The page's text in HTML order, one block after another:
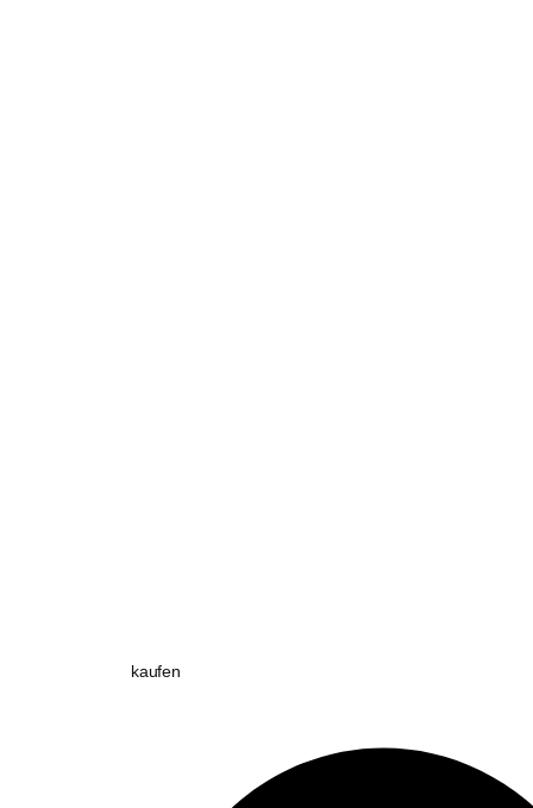
kaufen